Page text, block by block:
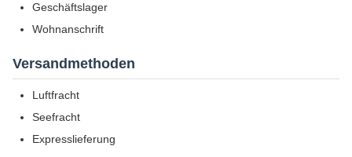
Geschäftslager
Wohnanschrift
Versandmethoden
Luftfracht
Seefracht
Expresslieferung